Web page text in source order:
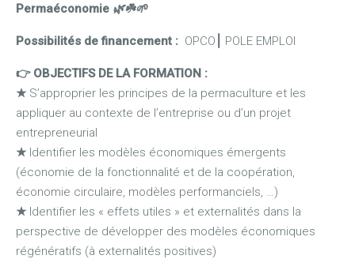
Permaéconomie 🌿☘️🌱
Possibilités de financement : OPCO POLE EMPLOI
👉 OBJECTIFS DE LA FORMATION :
★ S’approprier les principes de la permaculture et les
appliquer au contexte de l’entreprise ou d’un projet
entrepreneurial
★ Identifier les modèles économiques émergents
(économie de la fonctionnalité et de la coopération,
économie circulaire, modèles performanciels, …)
★ Identifier les « effets utiles » et externalités dans la
perspective de développer des modèles économiques
régénératifs (à externalités positives)